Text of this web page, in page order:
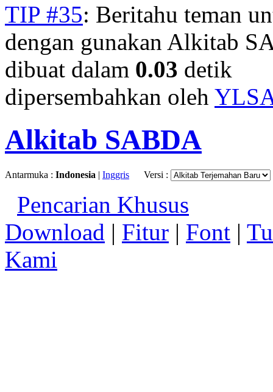
TIP #35: Beritahu teman
dengan gunakan Alkitab
dibuat dalam 0.03 detik
dipersembahkan oleh
Alkitab SABDA
Antarmuka : Indonesia | Inggris Versi :
Pencarian Khusus
Download | Fitur | Font |
Kami